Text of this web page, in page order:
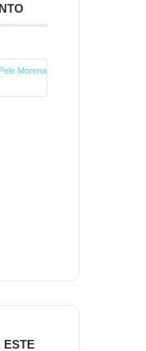
Morena
ESTE